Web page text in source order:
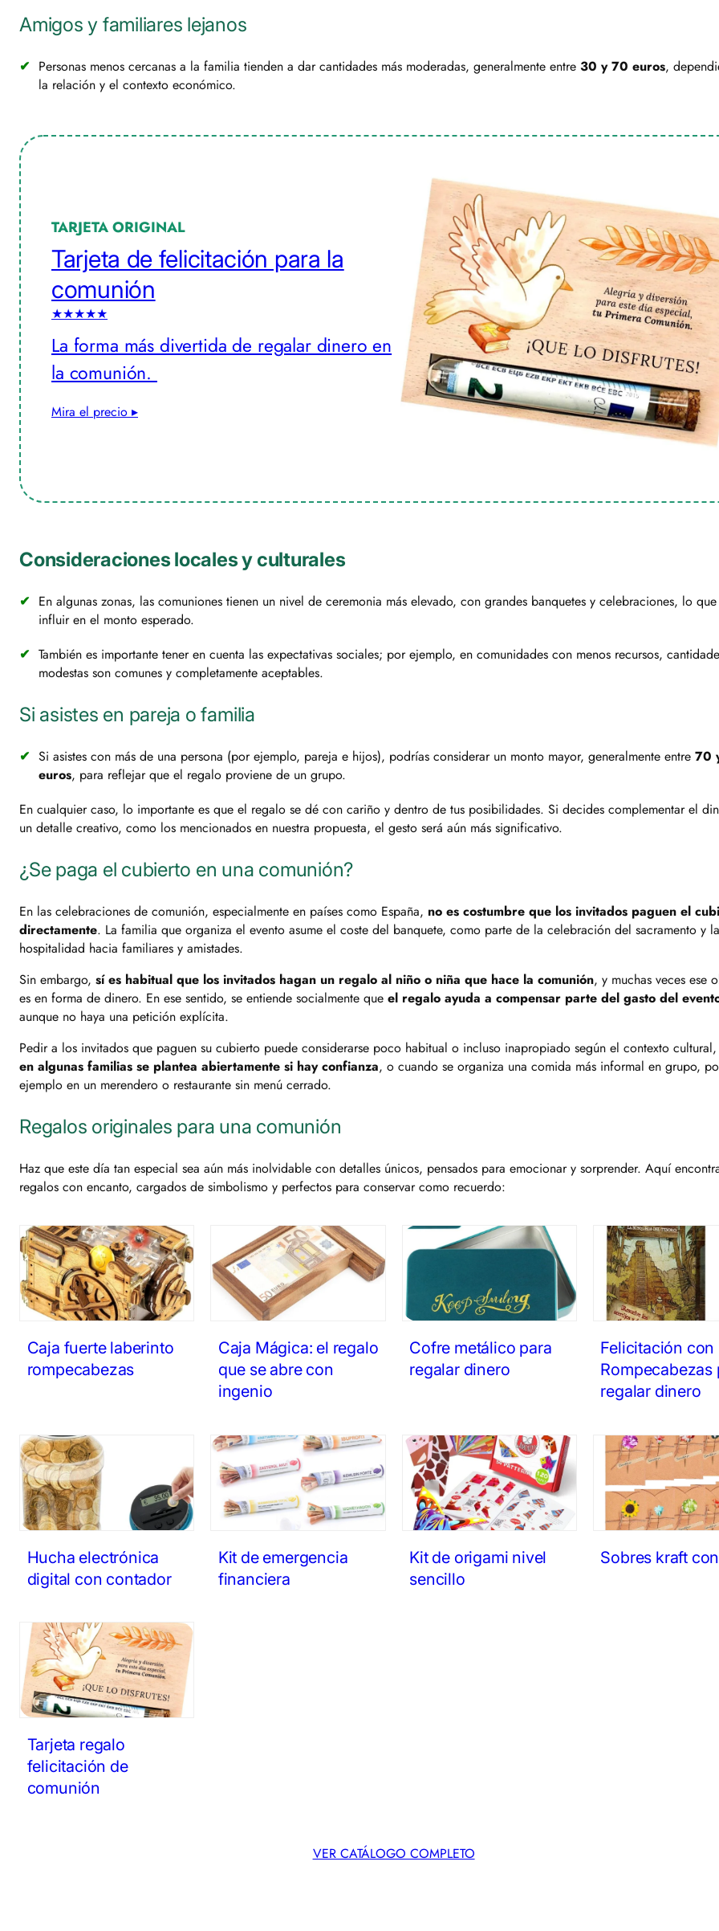
Amigos y familiares lejanos
Personas menos cercanas a la familia tienden a dar cantidades más moderadas, generalmente entre 30 y 70 euros,
la relación y el contexto económico.
TARJETA ORIGINAL
Tarjeta de felicitación para la
comunión
★★★★★
La forma más divertida de regalar dinero en
la comunión.
Mira el precio ▸
Consideraciones locales y culturales
En algunas zonas, las comuniones tienen un nivel de ceremonia más elevado, con grandes banquetes y celebraciones, lo
influir en el monto esperado.
También es importante tener en cuenta las expectativas sociales; por ejemplo, en comunidades con menos recursos,
modestas son comunes y completamente aceptables.
Si asistes en pareja o familia
Si asistes con más de una persona (por ejemplo, pareja e hijos), podrías considerar un monto mayor, generalmente entre 70
euros, para reflejar que el regalo proviene de un grupo.
En cualquier caso, lo importante es que el regalo se dé con cariño y dentro de tus posibilidades. Si decides complementar el
un detalle creativo, como los mencionados en nuestra propuesta, el gesto será aún más significativo.
¿Se paga el cubierto en una comunión?
En las celebraciones de comunión, especialmente en países como España, no es costumbre que los invitados paguen el
directamente. La familia que organiza el evento asume el coste del banquete, como parte de la celebración del sacramento y la
hospitalidad hacia familiares y amistades.
Sin embargo, sí es habitual que los invitados hagan un regalo al niño o niña que hace la comunión, y muchas veces ese
es en forma de dinero. En ese sentido, se entiende socialmente que el regalo ayuda a compensar parte del gasto del
aunque no haya una petición explícita.
Pedir a los invitados que paguen su cubierto puede considerarse poco habitual o incluso inapropiado según el contexto
en algunas familias se plantea abiertamente si hay confianza, o cuando se organiza una comida más informal en grupo,
ejemplo en un merendero o restaurante sin menú cerrado.
Regalos originales para una comunión
Haz que este día tan especial sea aún más inolvidable con detalles únicos, pensados para emocionar y sorprender. Aquí
regalos con encanto, cargados de simbolismo y perfectos para conservar como recuerdo:
Caja fuerte laberinto
rompecabezas
Caja Mágica: el regalo
que se abre con
ingenio
Cofre metálico para
regalar dinero
Felicitación con
Rompecabezas
regalar dinero
Hucha electrónica
digital con contador
Kit de emergencia
financiera
Kit de origami nivel
sencillo
Sobres kraft
Tarjeta regalo
felicitación de
comunión
VER CATÁLOGO COMPLETO